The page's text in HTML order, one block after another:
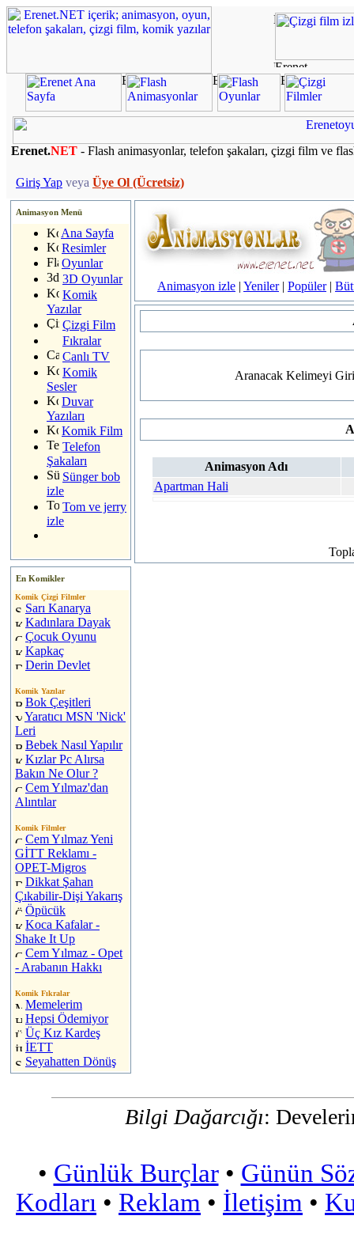
Erenet.NET - Flash animasyonlar, telefon şakaları, çizgi film ve
Giriş Yap veya Üye Ol (Ücretsiz)
Animasyon Menü
Ana Sayfa
Resimler
Oyunlar
3D Oyunlar
Komik
Yazılar
Çizgi Film
Fıkralar
Canlı TV
Komik
Sesler
Duvar
Yazıları
Komik Film
Telefon
Şakaları
Sünger bob
izle
Tom ve jerry
izle
En Komikler
Komik Çizgi Filmler
Sarı Kanarya
Kadınlara Dayak
Çocuk Oyunu
Kapkaç
Derin Devlet
Komik Yazılar
Bok Çeşitleri
Yaratıcı MSN 'Nick'
Leri
Bebek Nasıl Yapılır
Kızlar Pc Alırsa
Bakın Ne Olur ?
Cem Yılmaz'dan
Alıntılar
Komik Filmler
Cem Yılmaz Yeni
GİTT Reklamı -
OPET-Migros
Dikkat Şahan
Çıkabilir-Dişi Yakarış
Öpücük
Koca Kafalar -
Shake It Up
Cem Yılmaz - Opet
- Arabanın Hakkı
Komik Fıkralar
Memelerim
Hepsi Ödemiyor
Üç Kız Kardeş
İETT
Seyahatten Dönüş
Animasyon izle | Yeniler| Popüler|
Aranacak Kelimeyi
Animasyon Adı
Apartman Hali
Bilgi Dağarcığı:
• Günlük Burçlar• Günün
Kodları • Reklam • İletişim •